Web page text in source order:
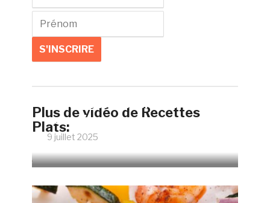
Plus de vidéo de Recettes
Plats:
Faire un œuf poché parfait
sans vinaigre
9 juillet 2025